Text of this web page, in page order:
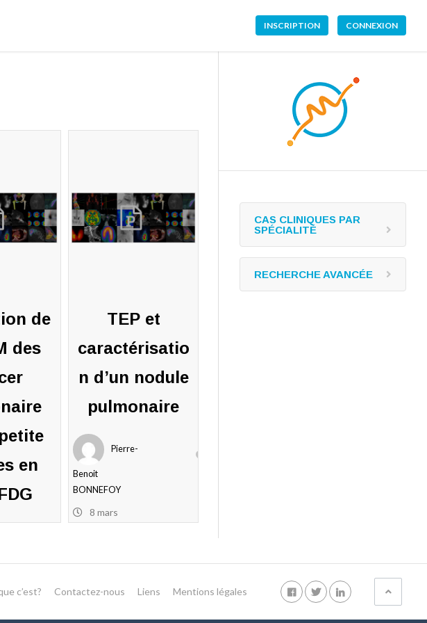
INSCRIPTION CONNEXION
de
des
en
TEP et
caractérisatio
n d’un nodule
pulmonaire
Pierre-
Benoit
BONNEFOY
8 mars
CAS CLINIQUES PAR
SPÉCIALITÉ
RECHERCHE AVANCÉE
c’est? Contactez-nous Liens Mentions légales